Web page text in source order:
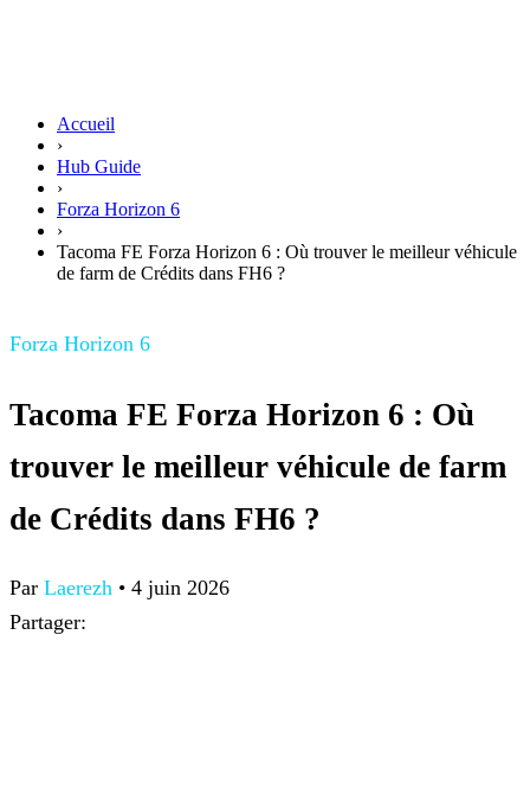
Accueil
›
Hub Guide
›
Forza Horizon 6
›
Tacoma FE Forza Horizon 6 : Où trouver le meilleur véhicule
de farm de Crédits dans FH6 ?
Forza Horizon 6
Tacoma FE Forza Horizon 6 : Où
trouver le meilleur véhicule de farm
de Crédits dans FH6 ?
Par Laerezh • 4 juin 2026
Partager: